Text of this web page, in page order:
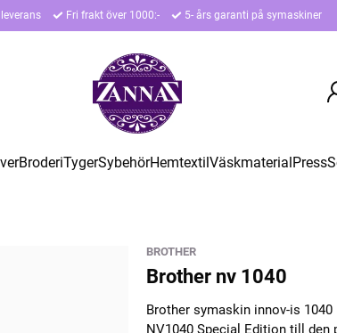
Fri frakt över 1000:- 5- års garanti på symaskiner
BroderiTygerSybehörHemtextilVäskmaterialPress
BROTHER
Brother nv 1040
Brother symaskin innov-is
NV1040 Special Edition till